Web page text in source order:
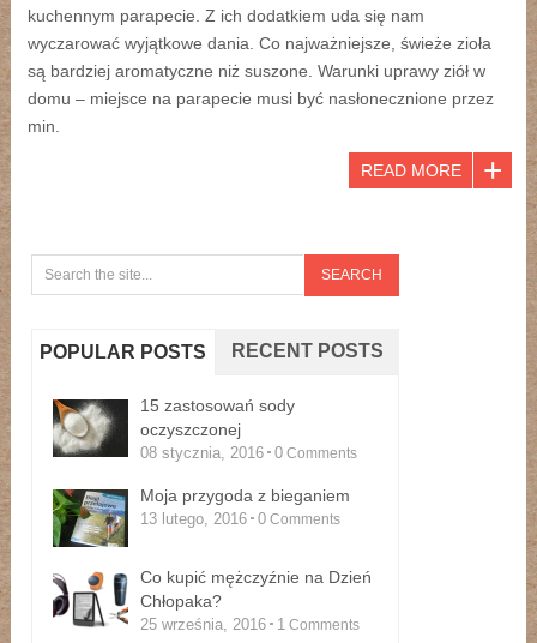
kuchennym parapecie. Z ich dodatkiem uda się nam
wyczarować wyjątkowe dania. Co najważniejsze, świeże zioła
są bardziej aromatyczne niż suszone. Warunki uprawy ziół w
domu – miejsce na parapecie musi być nasłonecznione przez
min.
READ MORE
POPULAR POSTS RECENT POSTS
15 zastosowań sody
oczyszczonej
08 stycznia, 2016 0 Comments
Moja przygoda z bieganiem
13 lutego, 2016 0 Comments
Co kupić mężczyźnie na Dzień
Chłopaka?
25 września, 2016 1 Comments